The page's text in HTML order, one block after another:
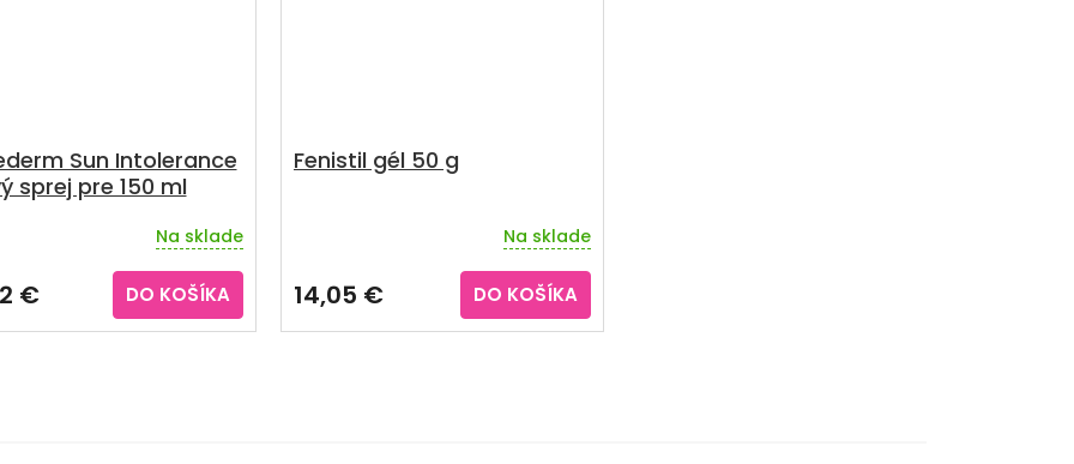
Sun Intolerance
sprej pre 150 ml
Na sklade
€ DO KOŠÍKA
Fenistil gél 50 g
produktu
je
5,0
Na sklade
14,05 € DO KOŠÍKA